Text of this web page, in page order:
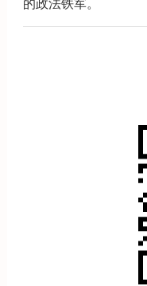
的政法铁军。